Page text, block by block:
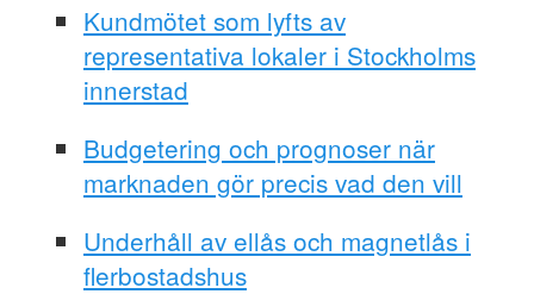
Kundmötet som lyfts av
representativa lokaler i Stockholms
innerstad
Budgetering och prognoser när
marknaden gör precis vad den vill
Underhåll av ellås och magnetlås i
flerbostadshus